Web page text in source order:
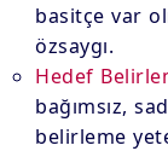
basitçe var
özsaygı.
Hedef
bağımsız,
belirleme